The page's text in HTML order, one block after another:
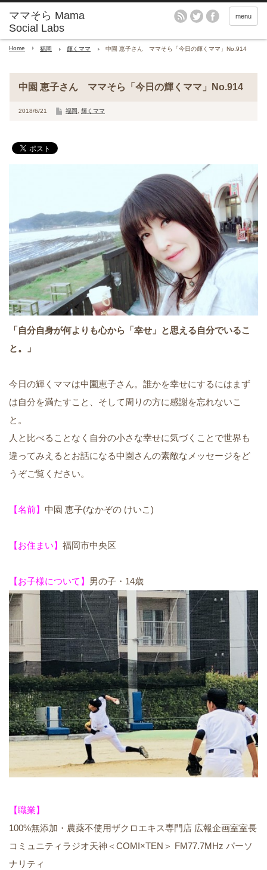
menu
Home 福岡 輝くママ 中園 恵子さん ママそら「今日の輝くママ」No.914
中園 恵子さん ママそら「今日の輝くママ」No.914
2018/6/21 福岡 輝くママ
「自分自身が何よりも心から「幸せ」と思える自分でいるこ
と。」
今日の輝くママは中園恵子さん。誰かを幸せにするにはまず
は自分を満たすこと、そして周りの方に感謝を忘れないこ
と。
人と比べることなく自分の小さな幸せに気づくことで世界も
違ってみえるとお話になる中園さんの素敵なメッセージをど
うぞご覧ください。
【名前】 中園 恵子(なかぞの けいこ)
【お住まい】 福岡市中央区
【お子様について】 男の子・14歳
【職業】
100%無添加・農薬不使用ザクロエキス専門店 広報企画室室長
コミュニティラジオ天神＜COMI×TEN＞ FM77.7MHz パーソ
ナリティ